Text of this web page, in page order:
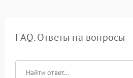
FAQ. Ответы на вопросы